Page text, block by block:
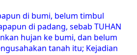
di bumi, belum timbul
di padang, sebab TUHAN
hujan ke bumi, dan belum
tanah itu; Kejadian